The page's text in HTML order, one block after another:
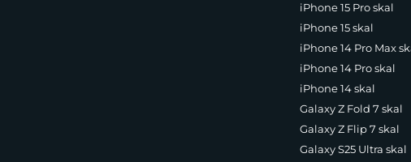
iPhone 15 Pro skal
iPhone 15 skal
iPhone 14 Pro Max
iPhone 14 Pro skal
iPhone 14 skal
Galaxy Z Fold 7 skal
Galaxy Z Flip 7 skal
Galaxy S25 Ultra skal